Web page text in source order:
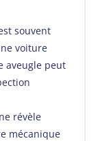
souvent
voiture
aveugle peut
révèle
mécanique